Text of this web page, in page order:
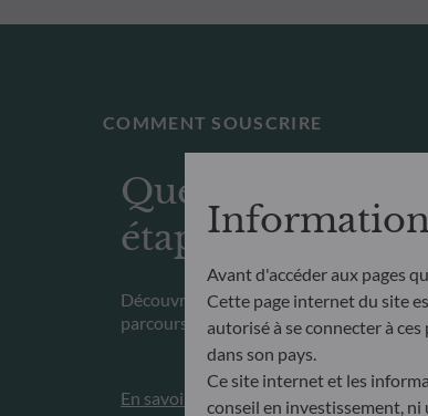
COMMENT SOUSCRIRE
Quelle est la
étape ?
Découvrez avec nous les étapes à suivre
parcours d’investissement selon votre
En savoir plus
Avant d'accéder aux pages
Cette page internet du site
autorisé à se connecter à
dans son pays.
Ce site internet et les
conseil en investissement,